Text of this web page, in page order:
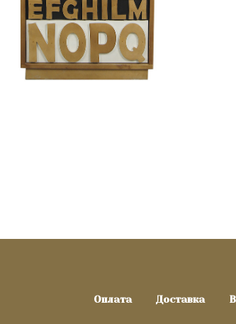
Оплата Доставка